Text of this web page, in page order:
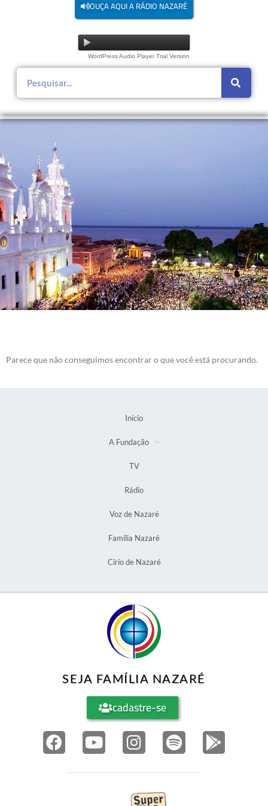
OUÇA AQUI A RÁDIO NAZARÉ
WordPress Audio Player Trial Version
Parece que não conseguimos encontrar o que você está procurando.
Início
A Fundação
TV
Rádio
Voz de Nazaré
Família Nazaré
Círio de Nazaré
SEJA FAMÍLIA NAZARÉ
cadastre-se